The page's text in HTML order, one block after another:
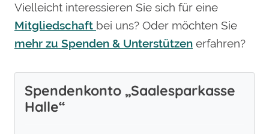
Vielleicht interessieren Sie sich für eine
Mitgliedschaft bei uns? Oder möchten Sie
mehr zu Spenden & Unterstützen erfahren?
Spendenkonto „Saalesparkasse
Halle“